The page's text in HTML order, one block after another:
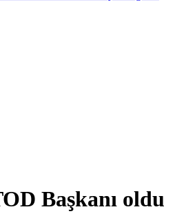
Başkanı oldu